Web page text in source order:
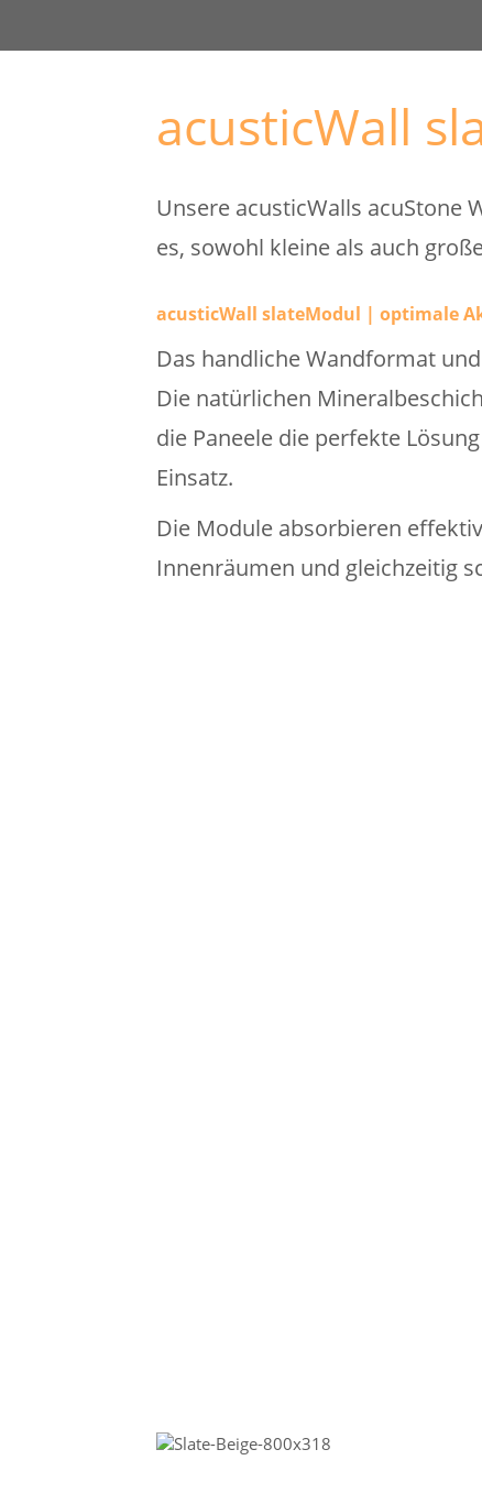
acusticWall
Unsere acusticWalls acuStone
es, sowohl kleine als auch
acusticWall slateModul | optimale
Das handliche Wandformat
Die natürlichen
die Paneele die perfekte
Einsatz.
Die Module absorbieren
Innenräumen und gleichzeitig